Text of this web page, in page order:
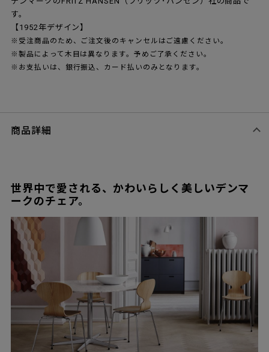
す。
【1952年デザイン】
※受注商品のため、ご注文後のキャンセルはご遠慮ください。
※製品によって木目は異なります。予めご了承ください。
※お支払いは、銀行振込、カード払いのみとなります。
商品詳細
世界中で愛される、かわいらしく美しいデンマ
ークのチェア。